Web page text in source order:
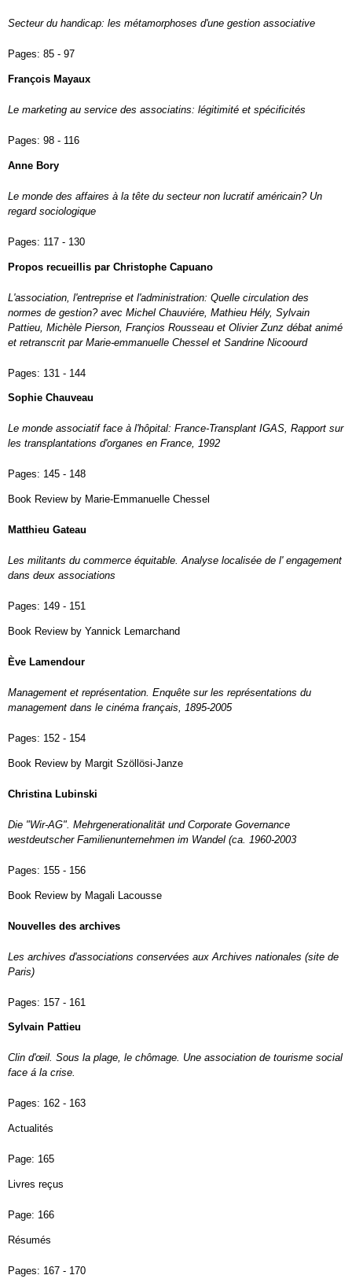
Secteur du handicap: les métamorphoses d'une gestion associative
Pages: 85 - 97
François Mayaux
Le marketing au service des associatins: légitimité et spécificités
Pages: 98 - 116
Anne Bory
Le monde des affaires à la tête du secteur non lucratif américain? Un
regard sociologique
Pages: 117 - 130
Propos recueillis par Christophe Capuano
L'association, l'entreprise et l'administration: Quelle circulation des
normes de gestion? avec Michel Chauviére, Mathieu Hély, Sylvain
Pattieu, Michèle Pierson, Françios Rousseau et Olivier Zunz débat animé
et retranscrit par Marie-emmanuelle Chessel et Sandrine Nicoourd
Pages: 131 - 144
Sophie Chauveau
Le monde associatif face à l'hôpital: France-Transplant IGAS, Rapport sur
les transplantations d'organes en France, 1992
Pages: 145 - 148
Book Review by Marie-Emmanuelle Chessel
Matthieu Gateau
Les militants du commerce équitable. Analyse localisée de l' engagement
dans deux associations
Pages: 149 - 151
Book Review by Yannick Lemarchand
Ève Lamendour
Management et représentation. Enquête sur les représentations du
management dans le cinéma français, 1895-2005
Pages: 152 - 154
Book Review by Margit Szöllösi-Janze
Christina Lubinski
Die "Wir-AG". Mehrgenerationalität und Corporate Governance
westdeutscher Familienunternehmen im Wandel (ca. 1960-2003
Pages: 155 - 156
Book Review by Magali Lacousse
Nouvelles des archives
Les archives d'associations conservées aux Archives nationales (site de
Paris)
Pages: 157 - 161
Sylvain Pattieu
Clin d'œil. Sous la plage, le chômage. Une association de tourisme social
face á la crise.
Pages: 162 - 163
Actualités
Page: 165
Livres reçus
Page: 166
Résumés
Pages: 167 - 170